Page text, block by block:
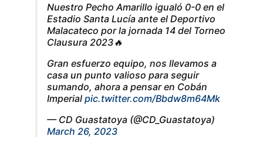
Nuestro Pecho Amarillo igualó 0-0 en el
Estadio Santa Lucía ante el Deportivo
Malacateco por la jornada 14 del Torneo
Clausura 2023🔥
Gran esfuerzo equipo, nos llevamos a
casa un punto valioso para seguir
sumando, ahora a pensar en Cobán
Imperial pic.twitter.com/Bbdw8m64Mk
— CD Guastatoya (@CD_Guastatoya)
March 26, 2023